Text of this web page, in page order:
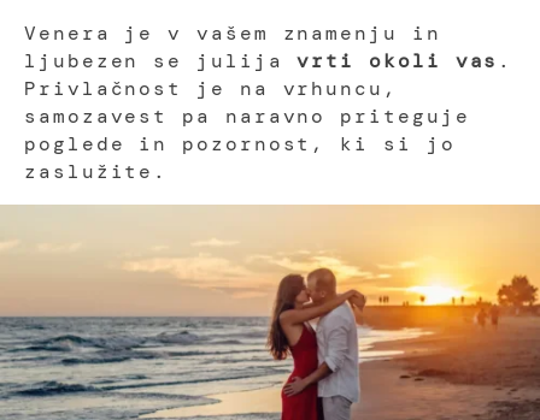
Venera je v vašem znamenju in
ljubezen se julija
vrti okoli vas .
Privlačnost je na vrhuncu,
samozavest pa naravno priteguje
poglede in pozornost, ki si jo
zaslužite.